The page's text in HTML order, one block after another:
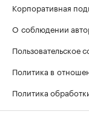
Корпоративная
О соблюдении
Пользовательское
Политика в
Политика